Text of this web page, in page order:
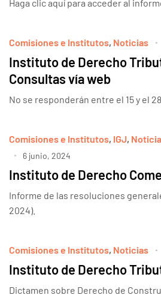
Haga clic aquí para acceder al
Comisiones e Institutos, Noticias
Instituto de Derecho
Consultas vía web
No se responderán entre el 15 y el
Comisiones e Institutos, IGJ,
6 junio, 2024
Instituto de Derecho
Informe de las resoluciones
2024).
Comisiones e Institutos, Noticias
Instituto de Derecho
Dictamen sobre Derecho de